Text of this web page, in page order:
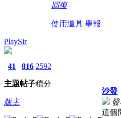
回復
使用道具 舉報
PlaySir
41
主題
816
帖子
2592
積分
版主
沙發
這個